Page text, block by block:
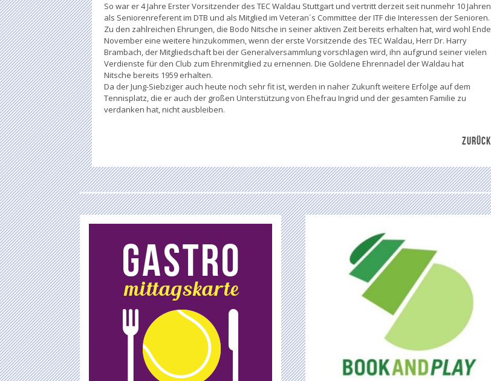
So war er 4 Jahre Erster Vorsitzender des TEC Waldau Stuttgart und vertritt derzeit seit nunmehr 10 Jahren
als Seniorenreferent im DTB und als Mitglied im Veteran´s Committee der ITF die Interessen der Senioren.
Zu den zahlreichen Ehrungen, die Bodo Nitsche in seiner aktiven Zeit bereits erhalten hat, wird wohl Ende
November eine weitere hinzukommen, wenn der erste Vorsitzende des TEC Waldau, Herr Dr. Harry
Brambach, der Mitgliedschaft bei der Generalversammlung vorschlagen wird, ihn aufgrund seiner vielen
Verdienste für den Club zum Ehrenmitglied zu ernennen. Die Goldene Ehrennadel der Waldau hat
Nitsche bereits 1959 erhalten.
Da der Jung-Siebziger auch heute noch sehr fit ist, werden in naher Zukunft weitere Erfolge auf dem
Tennisplatz, die er auch der großen Unterstützung von Ehefrau Ingrid und der gesamten Familie zu
verdanken hat, nicht ausbleiben.
ZURÜCK